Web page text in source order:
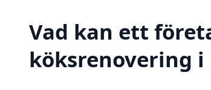
Vad kan ett
köksrenovering